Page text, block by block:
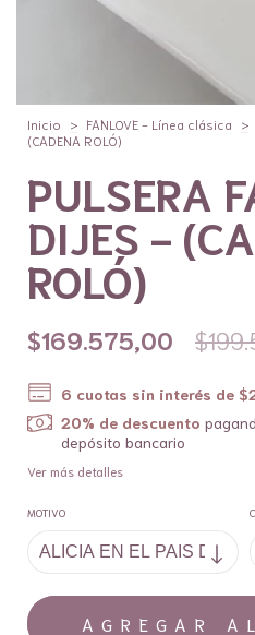
Inicio > FANLOVE - Línea clásica >
(CADENA ROLÓ)
PULSERA
DIJES -
ROLÓ)
$169.575,00
6 cuotas sin interés de
20% de descuento
depósito bancario
Ver más detalles
MOTIVO